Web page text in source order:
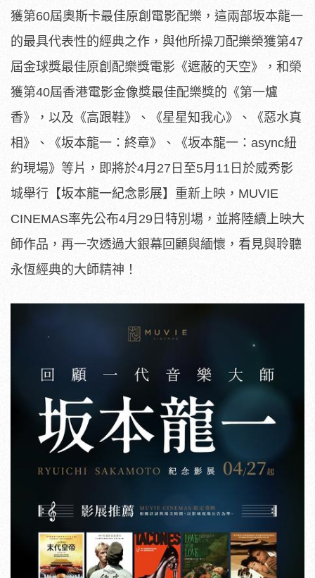
獲第60屆奧斯卡最佳原創電影配樂， 這兩部坂本龍一
的最具代表性的經典之作，與他所操刀配樂榮獲第47
屆金球獎最佳原創配樂獎電影《遮蔽的天空》，和榮
獲第40屆香港電影金像獎最佳配樂獎的《第一爐
香》，以及《高跟鞋》、《星星知我心》、《惡水真
相》、《坂本龍一：終章》、《坂本龍一： async紐
約現場》等片，即將於4月27日至5月11日於威秀影
城舉行【坂本龍一紀念影展】重新上映，MUVIE
CINEMAS率先公布4月29日特別場，並將陸續上映大
師作品 ，再一次透過大銀幕回顧與緬懷，看見與聆聽
永恆經典的大師精神！